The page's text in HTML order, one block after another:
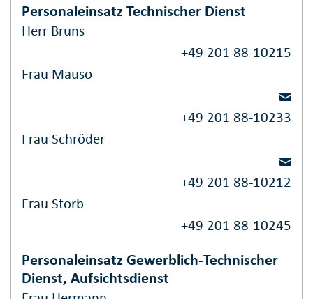
Personaleinsatz Technischer Dienst
Herr Bruns
+49 201 88-10215
Frau Mauso
+49 201 88-10233
Frau Schröder
+49 201 88-10212
Frau Storb
+49 201 88-10245
Personaleinsatz Gewerblich-Technischer
Dienst, Aufsichtsdienst